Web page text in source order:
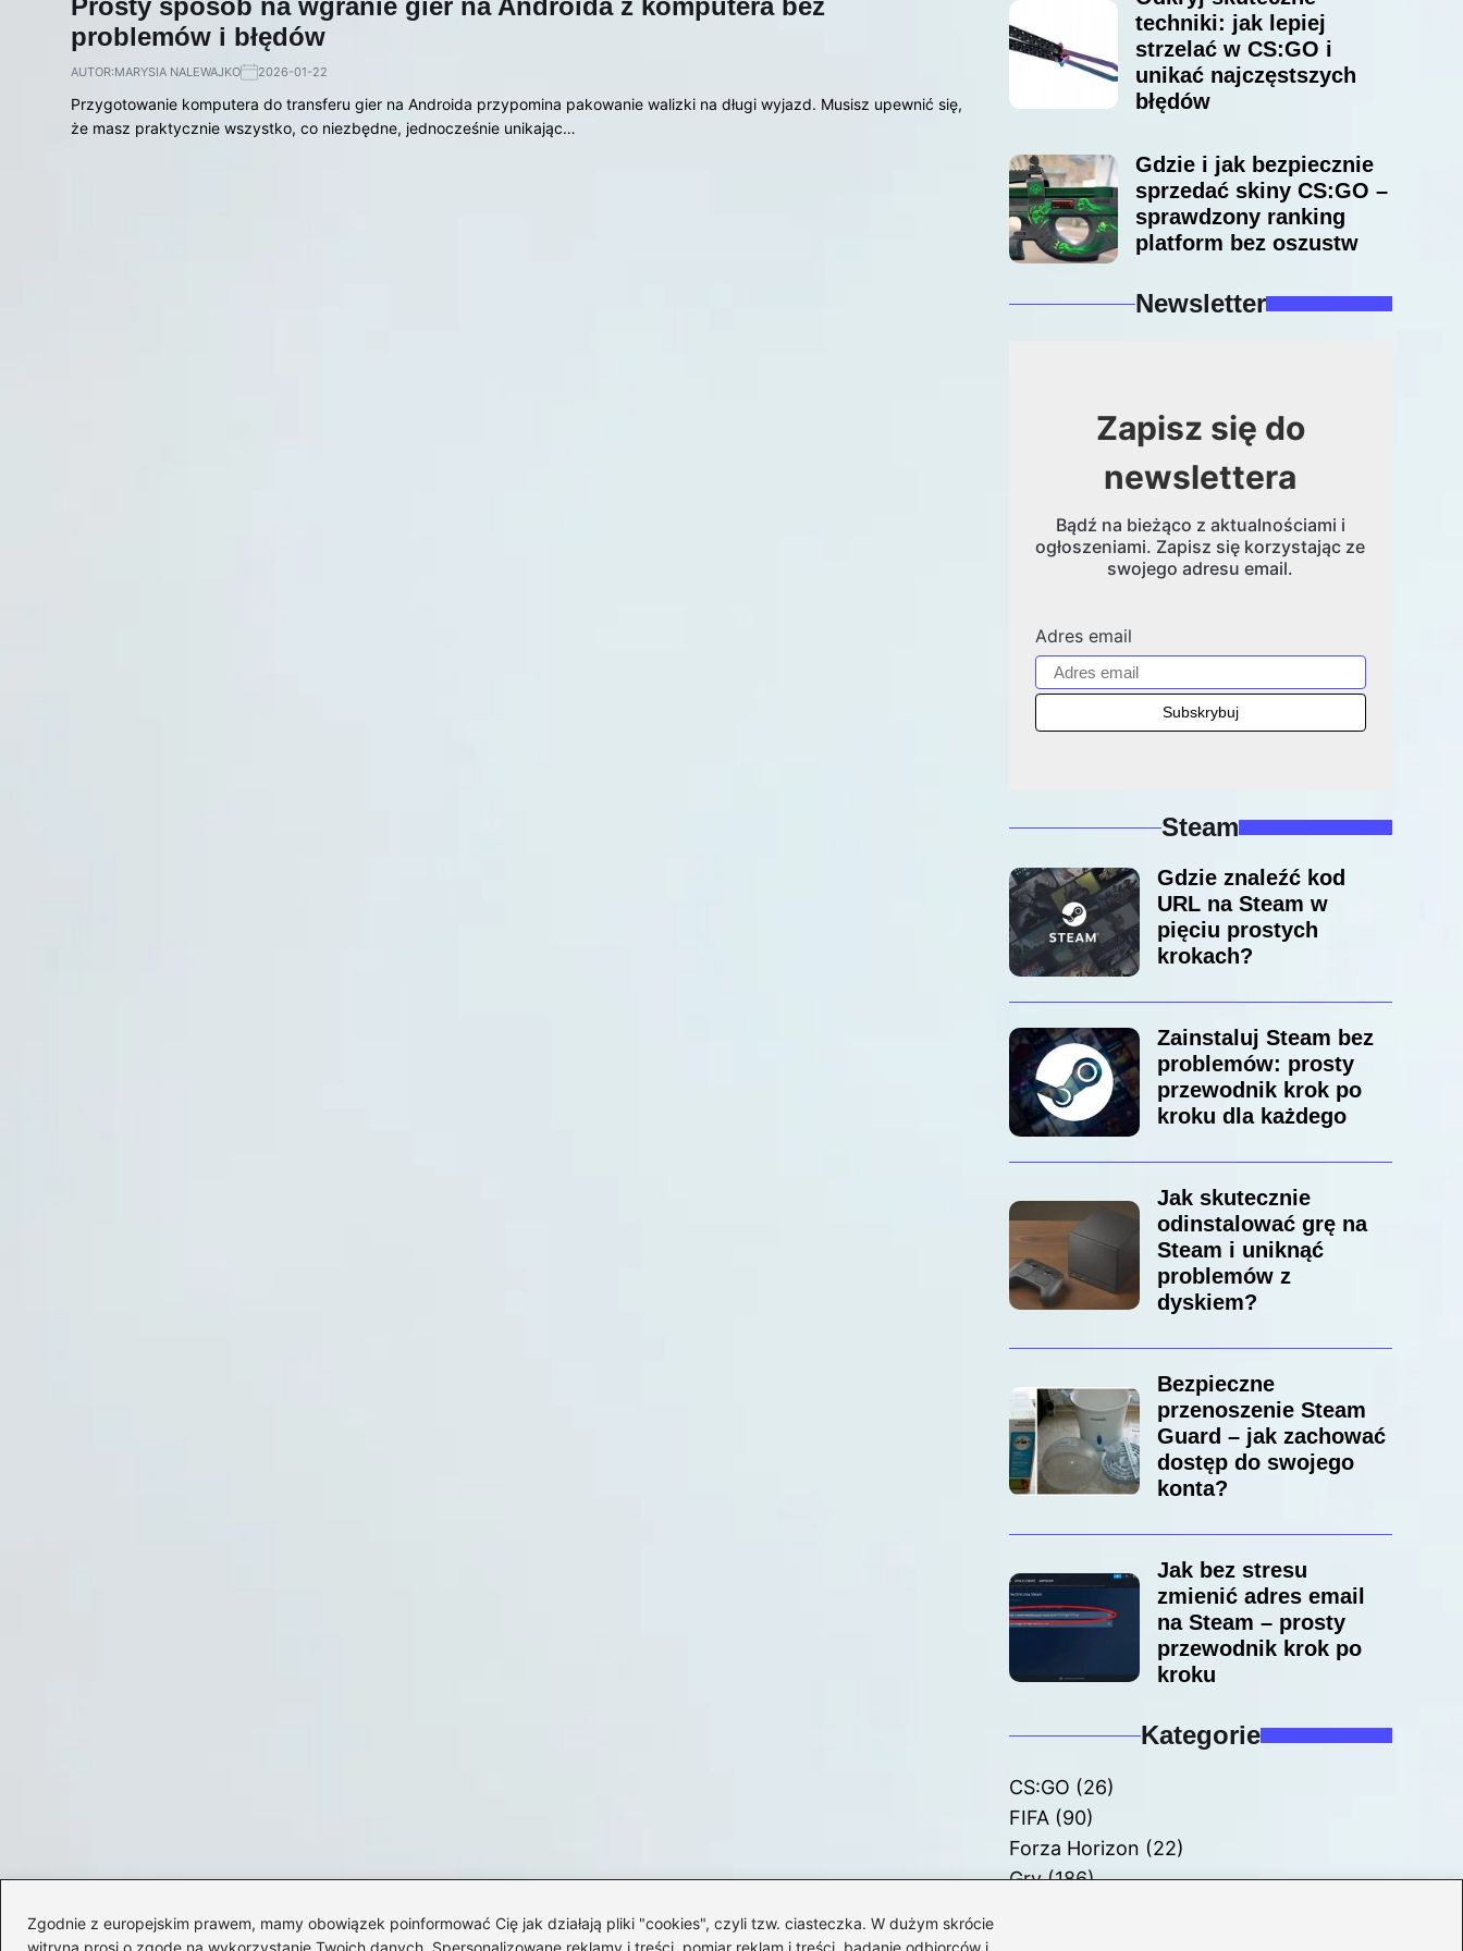
Zgodnie z europejskim prawem, mamy obowiązek poinformować Cię jak działają pliki "cookies", czyli tzw. ciasteczka. W dużym skrócie
witryna prosi o zgodę na wykorzystanie Twoich danych. Spersonalizowane reklamy i treści, pomiar reklam i treści, badanie odbiorców i
Prosty sposób na wgranie gier na Androida z komputera bez
problemów i błędów
AUTOR:MARYSIA NALEWAJKO 2026-01-22
Przygotowanie komputera do transferu gier na Androida przypomina pakowanie walizki na długi wyjazd. Musisz upewnić się,
że masz praktycznie wszystko, co niezbędne, jednocześnie unikając…
techniki: jak lepiej
strzelać w CS:GO i
unikać najczęstszych
błędów
Gdzie i jak bezpiecznie
sprzedać skiny CS:GO –
sprawdzony ranking
platform bez oszustw
Newsletter
Zapisz się do
newslettera
Bądź na bieżąco z aktualnościami i
ogłoszeniami. Zapisz się korzystając ze
swojego adresu email.
Adres email
Steam
Gdzie znaleźć kod
URL na Steam w
pięciu prostych
krokach?
Zainstaluj Steam bez
problemów: prosty
przewodnik krok po
kroku dla każdego
Jak skutecznie
odinstalować grę na
Steam i uniknąć
problemów z
dyskiem?
Bezpieczne
przenoszenie Steam
Guard – jak zachować
dostęp do swojego
konta?
Jak bez stresu
zmienić adres email
na Steam – prosty
przewodnik krok po
kroku
Kategorie
CS:GO (26)
FIFA(90)
Forza Horizon (22)
Gry(186)